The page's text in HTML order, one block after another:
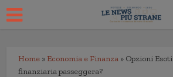
Home » Economia e Finanza » Opzioni
finanziaria passeggera?